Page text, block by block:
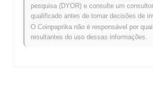
Como OptionBlitz está se
comparação com o mercado
Nos últimos 7 dias, OptionBlitz ganhou
mercado cripto geral que registrou um
pesquisa (DYOR) e consulte um
qualificado antes de tomar decisões de
O Coinpaprika não é responsável por
resultantes do uso dessas informações.